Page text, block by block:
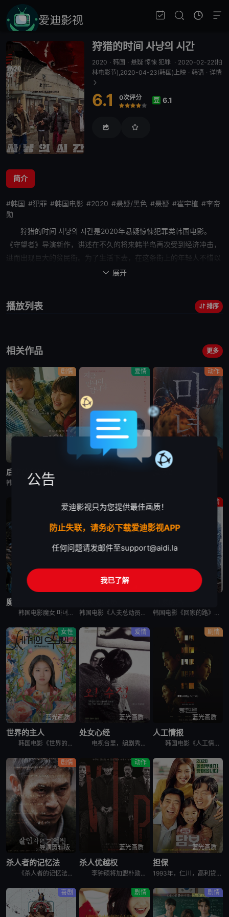
狩猎的时间 사냥의 시간
2020 · 韩国 · 悬疑 惊悚 犯罪 · 2020-02-22(柏
林电影节),2020-04-23(韩国)上映 · 韩语 · 详情
6.1 0次评分
很差
较差
还行推荐力荐
豆 6.1
简介
#韩国 #犯罪 #韩国电影 #2020 #悬疑/黑色 #悬疑 #崔宇植 #李帝
勋
狩猎的时间 사냥의 시간是2020年悬疑惊悚犯罪类韩国电影。
《守望者》导演新作，讲述在不久的将来韩半岛再次受到经济冲击，
进而出现巨大的贫民街。为了生活下去，在这条街上的年轻人不惜以
 展开
播放列表 排序
相关作品 更多
剧情
高清中字
后来的我们
爱情
蓝光画质
动作
动作
魔女
韩国电影魔女 마녀讲述了10年前在一起奇怪的事故中独自生还的失忆少女子允，在一对老夫妇的抚养下长大。为了贴补家用，子允参加了某档电视节目，但让她没想到的是，就在节目播出后，开始有各种奇怪的人出现在
剧情
韩国电影《人夫总动员》讲述了，资深缉毒警黄忠植被困多年的贩毒团伙突然反扑，前妻诗奈惨遭绑架，沦为犯罪组织要挟他的筹码。摆在他面前的，只有一条险路：和诗奈的现任丈夫李敏锡联手救人。李敏锡看似是文弱的兽医
剧情
蓝光画质
韩国电影《回家的路》讲述了，金宗裴（高修 饰）和宋静妍（全度妍 饰）是一对平凡的夫妇，他们共同经营一家汽车修理店，并育有可爱的女儿慧琳。生活固然快乐，但是不免狂风暴雨的侵袭。宗裴曾给朋友秀载作担保，但
女性
蓝光画质
世界的主人
韩国电影《世界的主人》讲述了，珠仁17岁的时光，是热切投入青涩的恋爱，和好友打闹笑谈对性的好奇，替任职幼儿园校长的甩碌阿妈善后，闲时练跆拳道和做义工挥洒满身活力。某日，同学发起联署，反对出狱在即的
爱情
蓝光画质
处女心经
电视台里，编剧秀贞（李恩珠 饰）爱上了有妇之夫的制片永硕（文成根 饰）。永硕的独立电影需要投资，秀贞便与永硕来到了永硕朋友杰勋（韩明求 饰）的画廊。这位朋友却对秀贞很感兴趣，更希望秀贞能成为自己的
剧情
蓝光画质
人工情报
韩国电影《人工情报》讲述了，韩国国情院特工赵科长，奉命追查跨国犯罪集团，循着牺牲情报员的线索前往俄罗斯符拉迪沃斯托克，意外与朝鲜特工朴健狭路相逢。两人围绕核心情报源蔡善花展开博弈，却同时被各自国家
剧情
导演剪辑版
杀人者的记忆法
《杀人者的记忆法》导演剪辑版讲述的是：安静的医院内，一名半百老人正向警察供述他日记中的罪行。老人名叫金炳秀（薛景求 饰），童年时代的黑暗经历让他性格扭曲，当亲手杀死了禽兽父亲后，生活似乎朝着更好的
动作
蓝光画质
杀人优越权
李钟硕将加盟朴勋政执导新片[VIP]。韩国电影《杀人优越权》讲述朝鲜某高官儿子在世界各国连续杀人，韩朝两国警方以及国际刑警对其进行追捕。李钟硕在片中饰演被追捕的连环杀人犯，这也是欧巴首次挑战反派角
蓝光画质
担保
1993年，仁川，高利贷追讨者头石（成东日饰）和宗培（金熙元饰）想从明子（金允珍饰）处拿回欠款，却因为明子的窘迫只得将她的女儿承利（朴昭怡饰）带走作为担保。因为被人举报，作为非法滞留者的明子遭到驱逐，
喜剧 剧情 剧情
公告
爱迪影视只为您提供最佳画质！
防止失联，请务必下载爱迪影视APP
任何问题请发邮件至support@aidi.la
我已了解